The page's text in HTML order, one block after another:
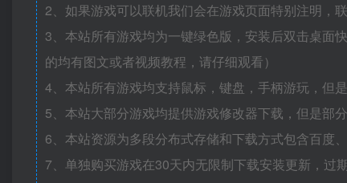
2、如果游戏可以联机我们会在游戏页面特别注明，
3、本站所有游戏均为一键绿色版，安装后双击桌面
的均有图文或者视频教程，请仔细观看）
4、本站所有游戏均支持鼠标，键盘，手柄游玩，但
5、本站大部分游戏均提供游戏修改器下载，但是部
6、本站资源为多段分布式存储和下载方式包含百度
7、单独购买游戏在30天内无限制下载安装更新，过